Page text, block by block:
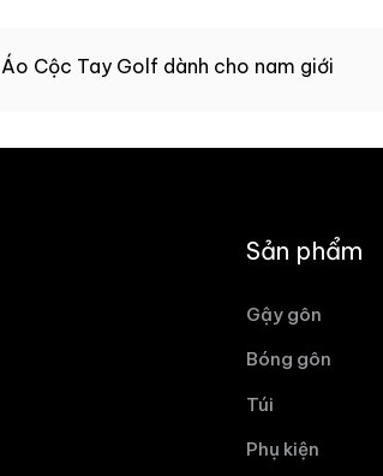
Áo Cộc Tay Golf dành cho nam giới
Sản phẩm
Gậy gôn
Bóng gôn
Túi
Phụ kiện